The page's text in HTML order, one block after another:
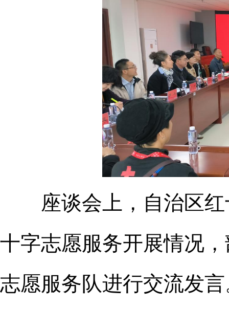
座谈会上，自治区红
十字志愿服务开展情况
志愿服务队进行交流发